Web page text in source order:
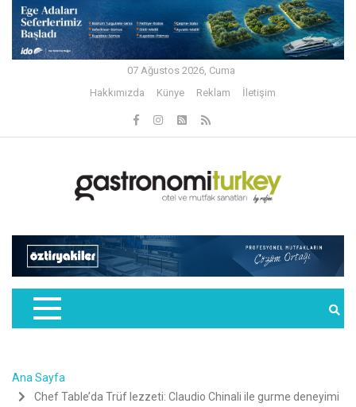
07 Ağustos 2026, Cuma
Hakkımızda
Künye Reklam İletişim
Ana Sayfa
Chef Table’da Trüf lezzeti: Claudio Chinali ile gurme deneyimi